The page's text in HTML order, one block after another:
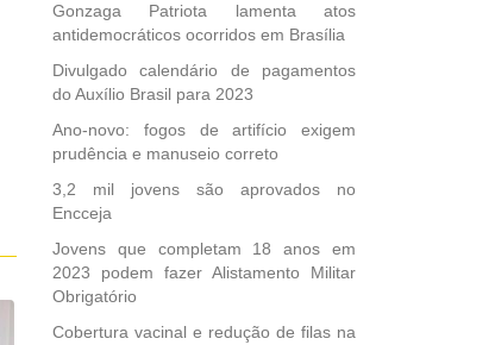
Gonzaga Patriota lamenta atos
antidemocráticos ocorridos em Brasília
Divulgado calendário de pagamentos
do Auxílio Brasil para 2023
Ano-novo: fogos de artifício exigem
prudência e manuseio correto
3,2 mil jovens são aprovados no
Encceja
Jovens que completam 18 anos em
2023 podem fazer Alistamento Militar
Obrigatório
Cobertura vacinal e redução de filas na